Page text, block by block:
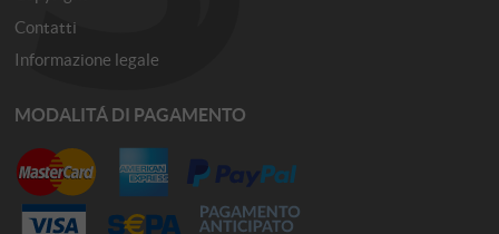
Contatti
Informazione legale
MODALITÁ DI PAGAMENTO